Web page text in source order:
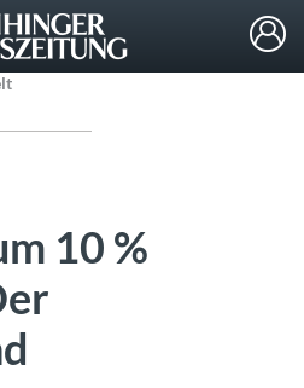
10 %